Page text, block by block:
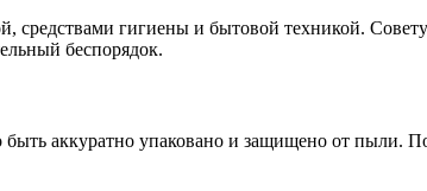
средствами гигиены и бытовой техникой.
беспорядок.
аккуратно упаковано и защищено от пыли.